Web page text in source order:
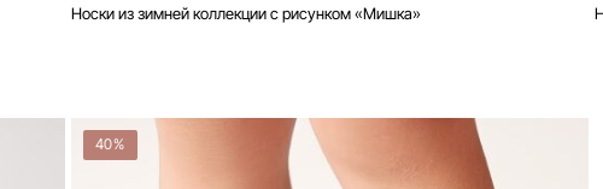
Носки из зимней коллекции с рисунком «Мишка»
40%